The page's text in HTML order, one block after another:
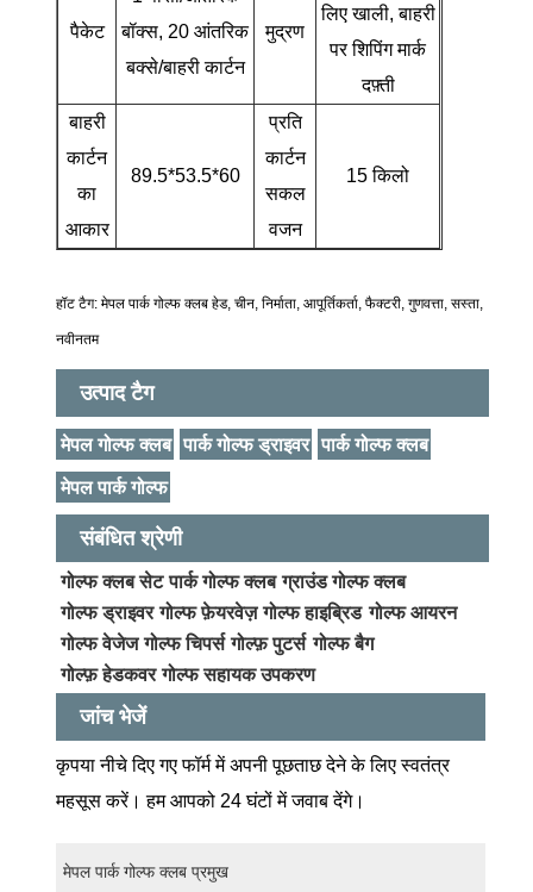
पैकेट
बॉक्स, 20 आंतरिक
बक्से/बाहरी कार्टन
मुद्रण
लिए खाली, बाहरी
पर शिपिंग मार्क
दफ़्ती
बाहरी
कार्टन
का
आकार
89.5*53.5*60
प्रति
कार्टन
सकल
वजन
15 किलो
हॉट टैग: मेपल पार्क गोल्फ क्लब हेड, चीन, निर्माता, आपूर्तिकर्ता, फैक्टरी, गुणवत्ता, सस्ता,
नवीनतम
उत्पाद टैग
मेपल गोल्फ क्लब पार्क गोल्फ ड्राइवर पार्क गोल्फ क्लब
मेपल पार्क गोल्फ
संबंधित श्रेणी
गोल्फ क्लब सेट पार्क गोल्फ क्लब ग्राउंड गोल्फ क्लब
गोल्फ ड्राइवर गोल्फ फ़ेयरवेज़ गोल्फ हाइब्रिड गोल्फ आयरन
गोल्फ वेजेज गोल्फ चिपर्स गोल्फ़ पुटर्स गोल्फ बैग
गोल्फ़ हेडकवर गोल्फ सहायक उपकरण
जांच भेजें
कृपया नीचे दिए गए फॉर्म में अपनी पूछताछ देने के लिए स्वतंत्र
महसूस करें। हम आपको 24 घंटों में जवाब देंगे।